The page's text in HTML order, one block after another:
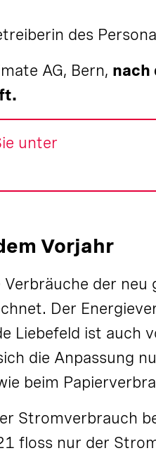
des
AG, Bern, nach
.
unter
Vorjahr
der neu
Der
Liebefeld ist auch
die Anpassung
beim
Stromverbrauch
floss nur der